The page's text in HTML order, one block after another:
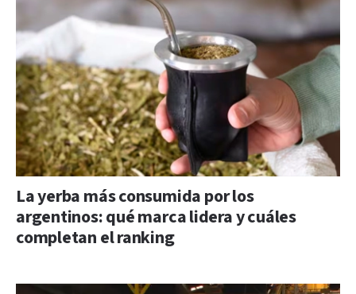
La yerba más consumida por los
argentinos: qué marca lidera y cuáles
completan el ranking